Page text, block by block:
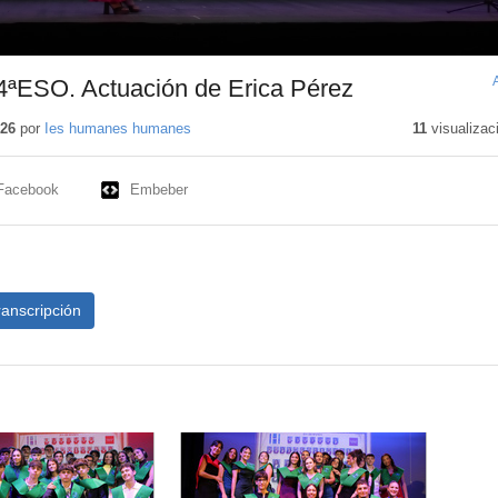
Actuación de Erica Pérez
por Ies humanes humanes 11
Embeber